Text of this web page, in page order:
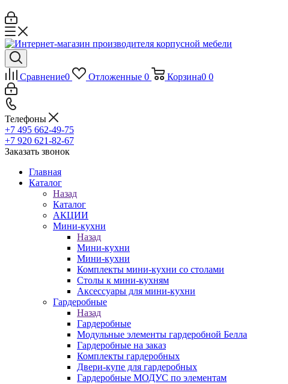
Сравнение0 Отложенные 0 Корзина0 0
Телефоны
+7 495 662-49-75
+7 920 621-82-67
Заказать звонок
Главная
Каталог
Назад
Каталог
АКЦИИ
Мини-кухни
Назад
Мини-кухни
Мини-кухни
Комплекты мини-кухни со столами
Столы к мини-кухням
Аксессуары для мини-кухни
Гардеробные
Назад
Гардеробные
Модульные элементы гардеробной Белла
Гардеробные на заказ
Комплекты гардеробных
Двери-купе для гардеробных
Гардеробные МОДУС по элементам